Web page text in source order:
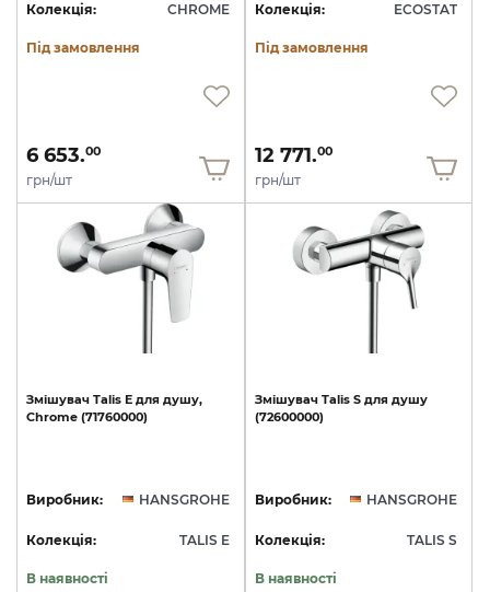
Колекція: CHROME
Під замовлення
6 653.00
грн/шт
Колекція: ECOSTAT
Під замовлення
12 771.00
грн/шт
Змішувач Talis E для душу,
Chrome (71760000)
Виробник: HANSGROHE
Колекція: TALIS E
В наявності
Змішувач Talis S для душу
(72600000)
Виробник: HANSGROHE
Колекція: TALIS S
В наявності